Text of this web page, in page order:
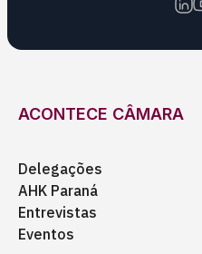
ACONTECE CÂMARA
Delegações
AHK Paraná
Entrevistas
Eventos